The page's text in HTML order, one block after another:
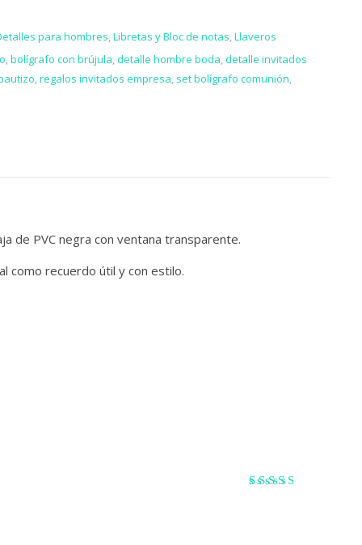
para hombres,Libretas y Bloc de notas,Llaveros
,bolígrafo con brújula,detalle hombre boda,detalle invitados
,regalos invitados empresa, set bolígrafo comunión,
de PVC negra con ventana transparente.
como recuerdo útil y con estilo.